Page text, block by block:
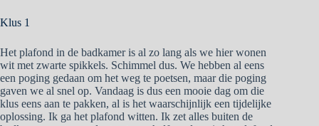
Klus 1
Het plafond in de badkamer is al zo lang als we hier wonen
wit met zwarte spikkels. Schimmel dus. We hebben al eens
een poging gedaan om het weg te poetsen, maar die poging
gaven we al snel op. Vandaag is dus een mooie dag om die
klus eens aan te pakken, al is het waarschijnlijk een tijdelijke
oplossing. Ik ga het plafond witten. Ik zet alles buiten de